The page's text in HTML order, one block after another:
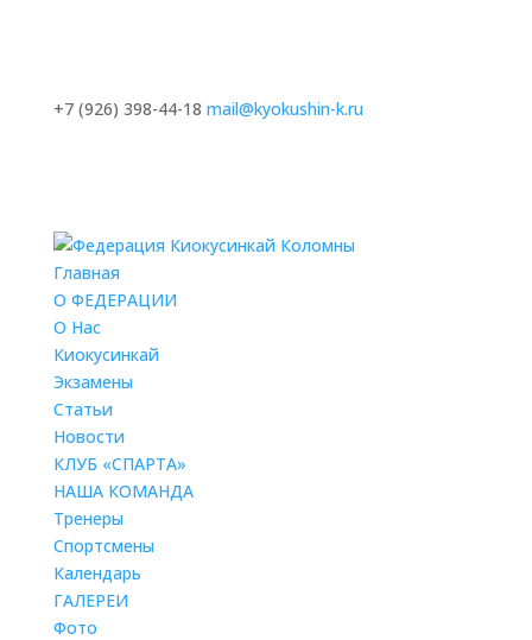
+7 (926) 398-44-18 mail@kyokushin-k.ru
Главная
О ФЕДЕРАЦИИ
О Нас
Киокусинкай
Экзамены
Статьи
Новости
КЛУБ «СПАРТА»
НАША КОМАНДА
Тренеры
Cпортсмены
Календарь
ГАЛЕРЕИ
Фото